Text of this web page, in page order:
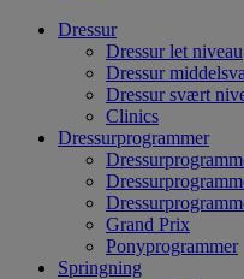
Dressur
Dressur let niveau
Dressur
Dressur svært
Clinics
Dressurprogrammer
Grand Prix
Ponyprogrammer
Springning